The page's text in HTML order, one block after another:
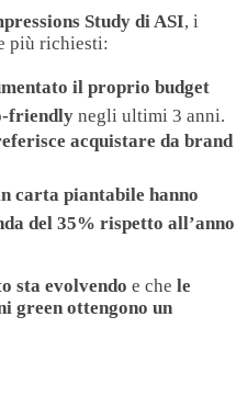
Study di ASI, i
più richiesti:
il proprio budget
friendly negli ultimi 3 anni.
acquistare da brand
carta piantabile hanno
del 35% rispetto all’anno
sta evolvendo e che le
green ottengono un